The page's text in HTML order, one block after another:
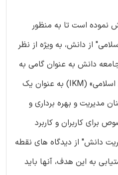
نموده است تا به منظور
از دانش، به ویژه از نظر
دانش به عنوان گامی به
سوی مفهوم "مدیریت دانش اسلامی» (IKM) به عنوان یک
مدیریت و بهره برداری و
برای کاربران و کاربرد
دانش" از دیدگاه های نقطه
به این هدف، آنها باید